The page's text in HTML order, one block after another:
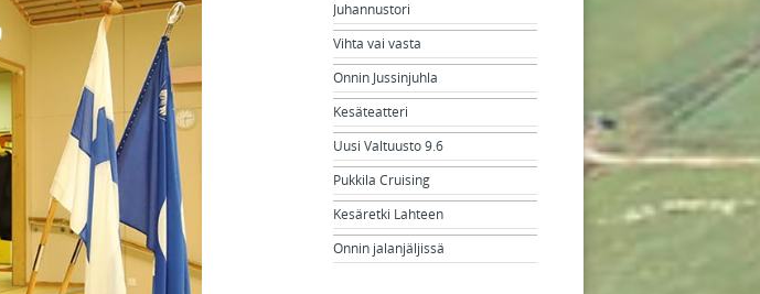
Juhannustori
Vihta vai vasta
Onnin Jussinjuhla
Kesäteatteri
Uusi Valtuusto 9.6
Pukkila Cruising
Kesäretki Lahteen
Onnin jalanjäljissä